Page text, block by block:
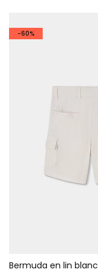
-60%
Bermuda en lin blanc